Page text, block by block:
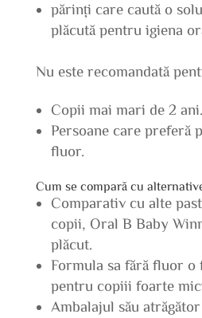
părinți care caută o
plăcută pentru igiena
Nu este recomandată
Copii mai mari de 2 ani.
Persoane care preferă
fluor.
Cum se compară cu
Comparativ cu alte
copii, Oral B Baby
plăcut.
Formula sa fără fluor o
pentru copiii foarte
Ambalajul său